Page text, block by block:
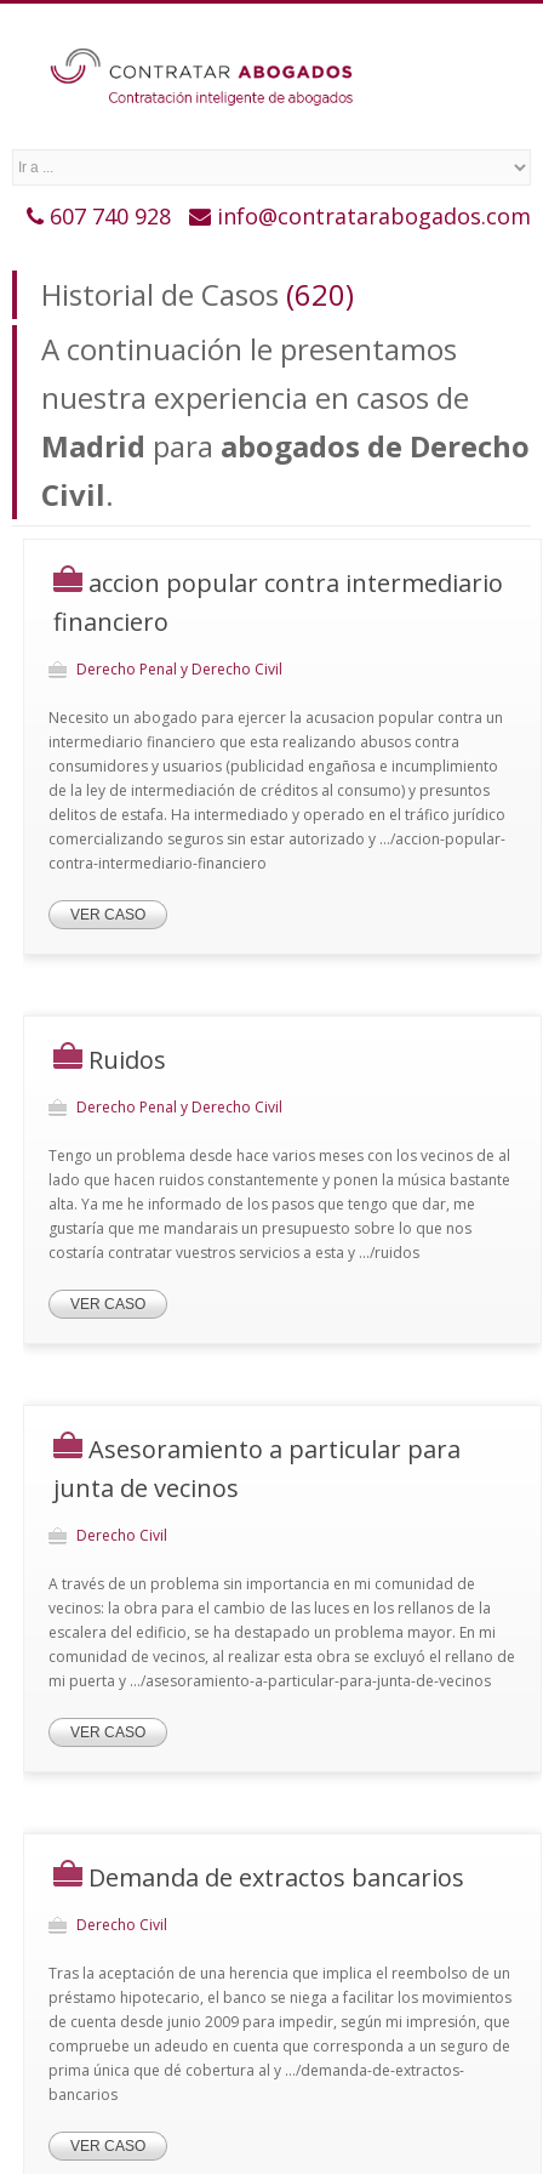
607 740 928 info@contratarabogados.com
Historial de Casos (620)
A continuación le presentamos
nuestra experiencia en casos de
Madrid para abogados de Derecho
Civil.
accion popular contra intermediario
financiero
Derecho Penal y Derecho Civil
Necesito un abogado para ejercer la acusacion popular contra un
intermediario financiero que esta realizando abusos contra
consumidores y usuarios (publicidad engañosa e incumplimiento
de la ley de intermediación de créditos al consumo) y presuntos
delitos de estafa. Ha intermediado y operado en el tráfico jurídico
comercializando seguros sin estar autorizado y .../accion-popular-
contra-intermediario-financiero
VER CASO
Ruidos
Derecho Penal y Derecho Civil
Tengo un problema desde hace varios meses con los vecinos de al
lado que hacen ruidos constantemente y ponen la música bastante
alta. Ya me he informado de los pasos que tengo que dar, me
gustaría que me mandarais un presupuesto sobre lo que nos
costaría contratar vuestros servicios a esta y .../ruidos
VER CASO
Asesoramiento a particular para
junta de vecinos
Derecho Civil
A través de un problema sin importancia en mi comunidad de
vecinos: la obra para el cambio de las luces en los rellanos de la
escalera del edificio, se ha destapado un problema mayor. En mi
comunidad de vecinos, al realizar esta obra se excluyó el rellano de
mi puerta y .../asesoramiento-a-particular-para-junta-de-vecinos
VER CASO
Demanda de extractos bancarios
Derecho Civil
Tras la aceptación de una herencia que implica el reembolso de un
préstamo hipotecario, el banco se niega a facilitar los movimientos
de cuenta desde junio 2009 para impedir, según mi impresión, que
compruebe un adeudo en cuenta que corresponda a un seguro de
prima única que dé cobertura al y .../demanda-de-extractos-
bancarios
VER CASO